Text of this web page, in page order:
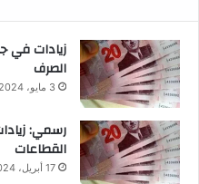
زيادات في
الصرف
3 مايو، 2024
رسمي:
القطاعات
17 أبريل، 2024